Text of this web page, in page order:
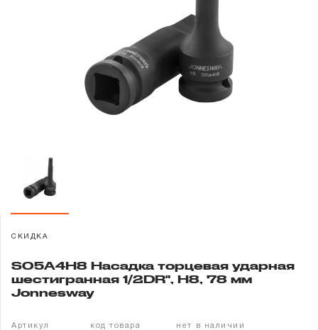
Гарантия и сервис
Доставка и оплата
Контакты
Забыли пароль?
СКИДКА
S05A4H8 Насадка торцевая ударная
шестигранная 1/2DR", H8, 78 мм
Jonnesway
Артикул код товара нет в наличии